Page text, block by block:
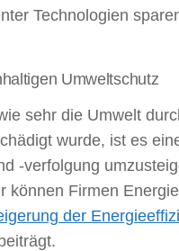
Technologien
Umweltschutz
sehr die Umwelt
wurde, ist es
-verfolgung
können Firmen
der